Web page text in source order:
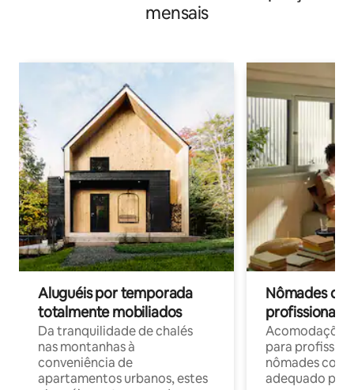
mensais
Aluguéis por temporada
totalmente mobiliados
Da tranquilidade de chalés
nas montanhas à
conveniência de
apartamentos urbanos, estes
Nômades
profissionais
para
nômades com
adequado